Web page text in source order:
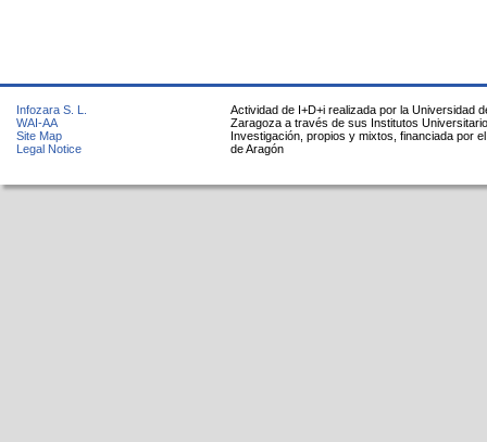
Infozara S. L.
WAI-AA
Site Map
Legal Notice
Actividad de I+D+i realizada por la Universidad
Zaragoza a través de sus Institutos
Investigación, propios y mixtos, financiada por
de Aragón